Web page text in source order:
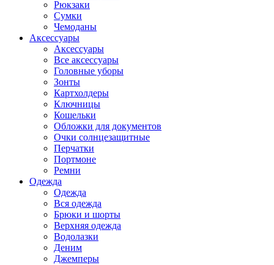
Рюкзаки
Сумки
Чемоданы
Аксессуары
Аксессуары
Все аксессуары
Головные уборы
Зонты
Картхолдеры
Ключницы
Кошельки
Обложки для документов
Очки солнцезащитные
Перчатки
Портмоне
Ремни
Одежда
Одежда
Вся одежда
Брюки и шорты
Верхняя одежда
Водолазки
Деним
Джемперы